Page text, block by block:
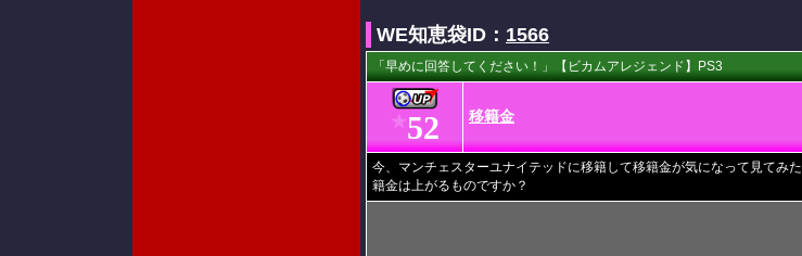
WE知恵袋ID： 1566
「早めに回答してください！」【ビカムアレジェンド】PS3
★52 移籍金
今、マンチェスターユナイテッドに移籍して移籍金が気になって見てみ
籍金は上がるものですか？